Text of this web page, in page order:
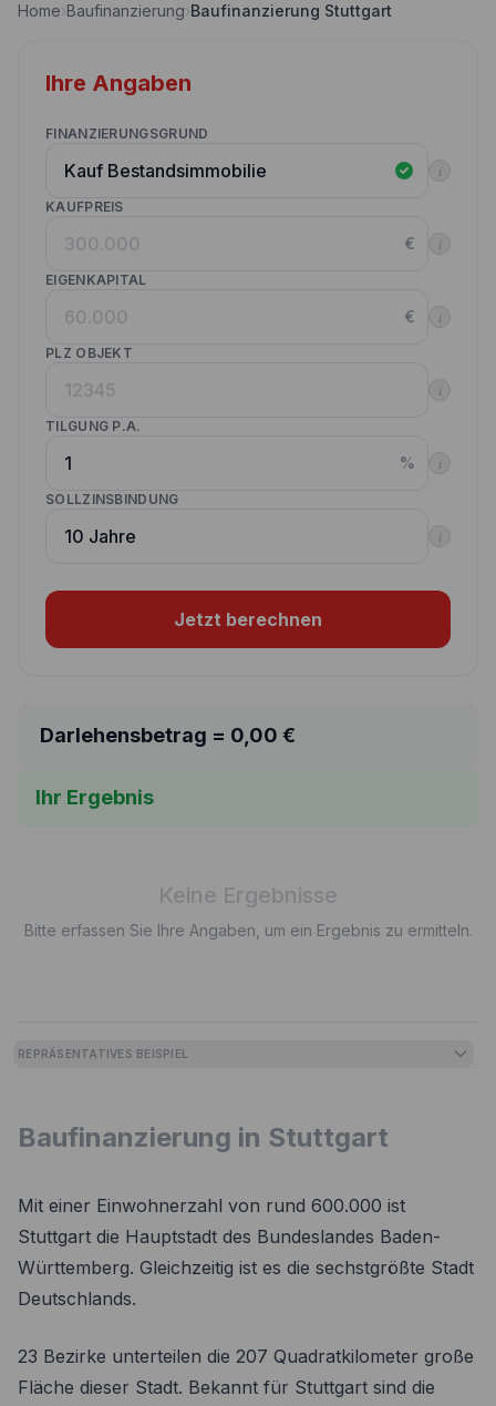
Nebenkostenrechner
Partner werden
Websitetools Baufinanzierung
Unsere Produktpartner
Kontakt
Home›Baufinanzierung›Baufinanzierung Stuttgart
Ihre Angaben
FINANZIERUNGSGRUND
i
KAUFPREIS
€ i
EIGENKAPITAL
€ i
PLZ OBJEKT
i
TILGUNG P.A.
% i
SOLLZINSBINDUNG
i
Jetzt berechnen
Darlehensbetrag = 0,00 €
Ihr Ergebnis
Keine Ergebnisse
Bitte erfassen Sie Ihre Angaben, um ein Ergebnis zu ermitteln.
REPRÄSENTATIVES BEISPIEL
Baufinanzierung in Stuttgart
Mit einer Einwohnerzahl von rund 600.000 ist
Stuttgart die Hauptstadt des Bundeslandes Baden-
Württemberg. Gleichzeitig ist es die sechstgrößte Stadt
Deutschlands.
23 Bezirke unterteilen die 207 Quadratkilometer große
Fläche dieser Stadt. Bekannt für Stuttgart sind die